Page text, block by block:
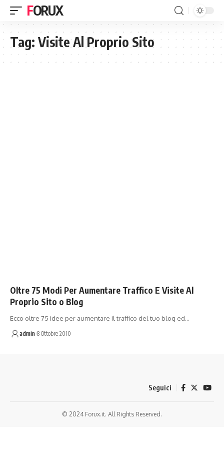
FORUX
Tag: Visite Al Proprio Sito
Oltre 75 Modi Per Aumentare Traffico E Visite Al
Proprio Sito o Blog
Ecco oltre 75 idee per aumentare il traffico del tuo blog ed…
admin 8 Ottobre 2010
Seguici
© 2024 Forux.it. All Rights Reserved.